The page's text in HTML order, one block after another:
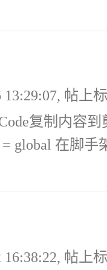
13:29:07, 帖上
复制内容
= global 在脚
16:38:22, 帖上